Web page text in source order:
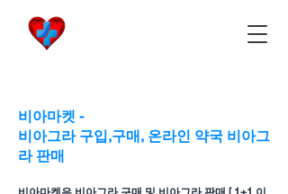
비아마켓 -
비아그라 구입,구매, 온라인 약국 비아그
라 판매